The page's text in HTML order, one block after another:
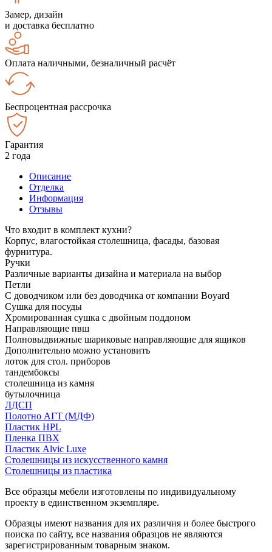
Замер, дизайн
и доставка бесплатно
Оплата наличными, безналичный расчёт
Беспроцентная рассрочка
Гарантия
2 года
Описание
Отделка
Информация
Отзывы
Что входит в комплект кухни?
Корпус, влагостойкая столешница, фасады, базовая
фурнитура.
Ручки
Различные варианты дизайна и материала на выбор
Петли
С доводчиком или без доводчика от компании Boyard
Сушка для посуды
Хромированная сушка с двойным поддоном
Направляющие пвш
Полновыдвижные шариковые направляющие для ящиков
Дополнительно можно установить
лоток для стол. приборов
тандембоксы
столешница из камня
бутылочница
ЛДСП
Полотно АГТ (МДФ)
Пластик HPL
Пленка ПВХ
Пластик Alvic Luxe
Столешницы из искусственного камня
Столешницы из пластика
Все образцы мебели изготовлены по индивидуальному
проекту в единственном экземпляре.
Образцы имеют названия для их различия и более быстрого
поиска по сайту, все названия образцов не являются
зарегистрированным товарным знаком.